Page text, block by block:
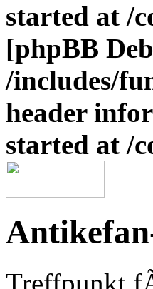
started at /
[phpBB
/includes/
header
started at /
Treffpunkt